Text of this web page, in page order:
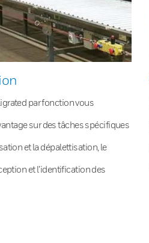
par fonction vous
sur des tâches spécifiques
et la dépalettisation, le
et l’identification des